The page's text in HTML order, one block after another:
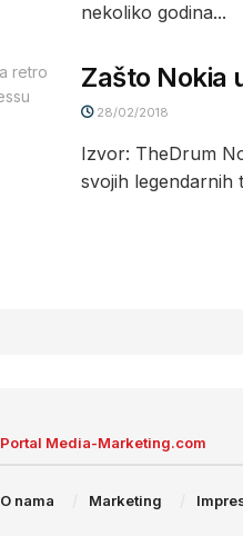
nekoliko godina...
Zašto Nokia
28/02/2018
Izvor: TheDrum
svojih legendarnih
Portal Media-Marketing.com
O nama Marketing